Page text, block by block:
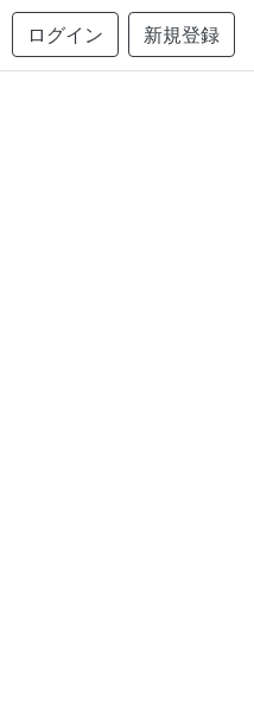
ログイン 新規登録